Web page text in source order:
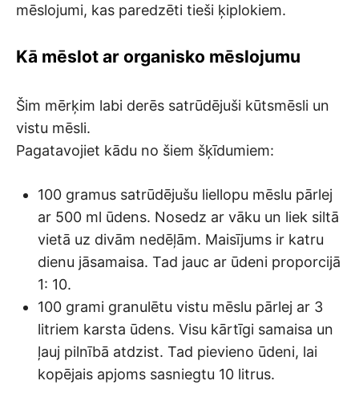
mēslojumi, kas paredzēti tieši ķiplokiem.
Kā mēslot ar organisko mēslojumu
Šim mērķim labi derēs satrūdējuši kūtsmēsli un
vistu mēsli.
Pagatavojiet kādu no šiem šķīdumiem:
100 gramus satrūdējušu liellopu mēslu pārlej
ar 500 ml ūdens. Nosedz ar vāku un liek siltā
vietā uz divām nedēļām. Maisījums ir katru
dienu jāsamaisa. Tad jauc ar ūdeni proporcijā
1: 10.
100 grami granulētu vistu mēslu pārlej ar 3
litriem karsta ūdens. Visu kārtīgi samaisa un
ļauj pilnībā atdzist. Tad pievieno ūdeni, lai
kopējais apjoms sasniegtu 10 litrus.